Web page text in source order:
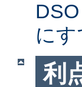
に
利